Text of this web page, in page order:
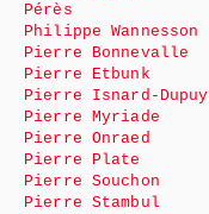
Pérès
Philippe Wannesson
Pierre Bonnevalle
Pierre Etbunk
Pierre Isnard-Dupuy
Pierre Myriade
Pierre Onraed
Pierre Plate
Pierre Souchon
Pierre Stambul